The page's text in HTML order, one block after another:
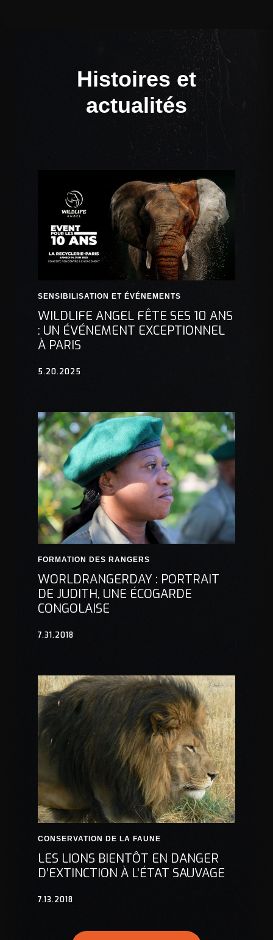
Histoires et
actualités
SENSIBILISATION ET ÉVÉNEMENTS
WILDLIFE ANGEL FÊTE SES 10 ANS
: UN ÉVÉNEMENT EXCEPTIONNEL
À PARIS
5.20.2025
FORMATION DES RANGERS
WORLDRANGERDAY : PORTRAIT
DE JUDITH, UNE ÉCOGARDE
CONGOLAISE
7.31.2018
CONSERVATION DE LA FAUNE
LES LIONS BIENTÔT EN DANGER
D’EXTINCTION À L’ÉTAT SAUVAGE
7.13.2018